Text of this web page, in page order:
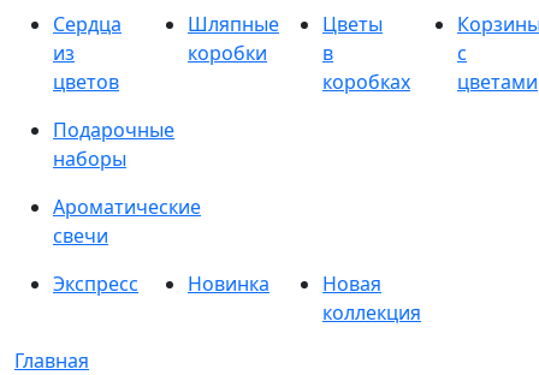
Сердца
из
цветов
Шляпные
коробки
Цветы
в
коробках
с
цветами
Подарочные
наборы
Ароматические
свечи
Экспресс
Новинка
Новая
коллекция
Главная